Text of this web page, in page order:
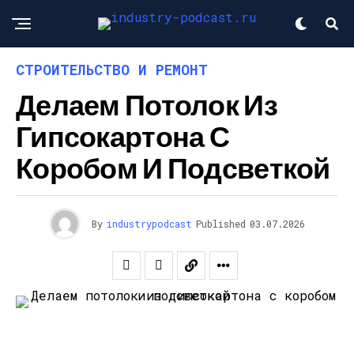
СТРОИТЕЛЬСТВО И РЕМОНТ
Делаем Потолок Из
Гипсокартона С
Коробом И Подсветкой
By industrypodcast Published 03.07.2026